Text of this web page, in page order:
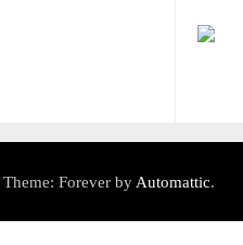
Theme: Forever by Automattic.